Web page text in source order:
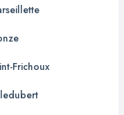
Frichoux